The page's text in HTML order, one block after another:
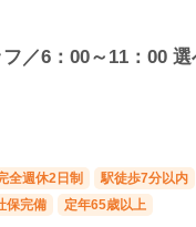
／6：00～11：00
全週休2日制 駅徒歩7分以内
保完備 定年65歳以上